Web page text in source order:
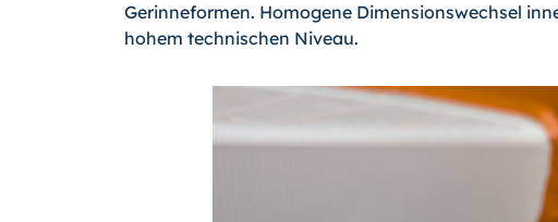
Gerinneformen. Homogene Dimensionswechsel
hohem technischen Niveau.